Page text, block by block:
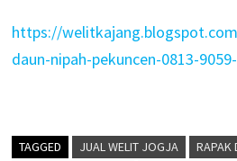
https://
daun-nipah-pekuncen-0813-
TAGGED JUAL WELIT JOGJA
RAPAK